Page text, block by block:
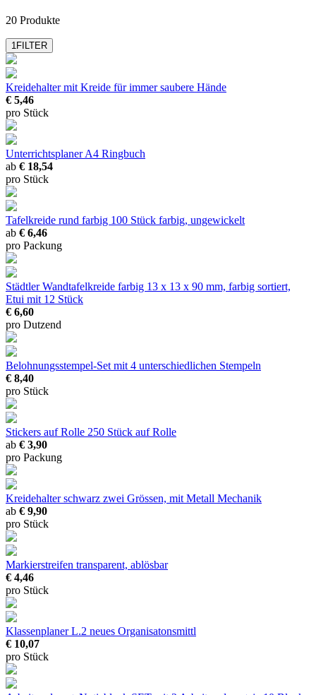
mehr anzeigen
20 Produkte
1FILTER
Kreidehalter mit Kreide für immer saubere Hände
€ 5,46
pro Stück
Unterrichtsplaner A4 Ringbuch
ab € 18,54
pro Stück
Tafelkreide rund farbig 100 Stück farbig, ungewickelt
ab € 6,46
pro Packung
Städtler Wandtafelkreide farbig 13 x 13 x 90 mm, farbig sortiert,
Etui mit 12 Stück
€ 6,60
pro Dutzend
Belohnungsstempel-Set mit 4 unterschiedlichen Stempeln
€ 8,40
pro Stück
Stickers auf Rolle 250 Stück auf Rolle
ab € 3,90
pro Packung
Kreidehalter schwarz zwei Grössen, mit Metall Mechanik
ab € 9,90
pro Stück
Markierstreifen transparent, ablösbar
€ 4,46
pro Stück
Klassenplaner L.2 neues Organisatonsmittl
€ 10,07
pro Stück